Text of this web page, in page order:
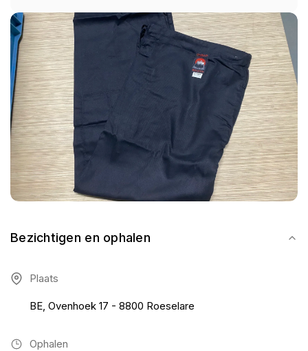
Bezichtigen en ophalen
Plaats
BE, Ovenhoek 17 - 8800 Roeselare
Ophalen